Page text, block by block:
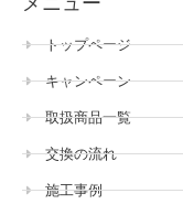
トップページ
キャンペーン
取扱商品一覧
交換の流れ
施工事例